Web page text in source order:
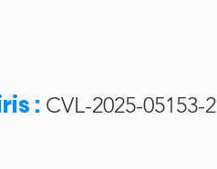
: CVL-2025-05153-2